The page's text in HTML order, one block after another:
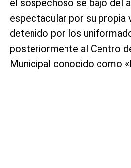
el sospechoso se bajo del
espectacular por su propia
detenido por los
posteriormente al Centro
Municipal conocido como